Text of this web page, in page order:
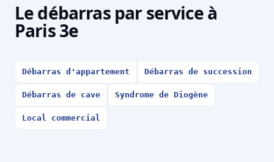
Le débarras par service à
Paris 3e
Débarras d'appartement Débarras de succession
Débarras de cave Syndrome de Diogène
Local commercial